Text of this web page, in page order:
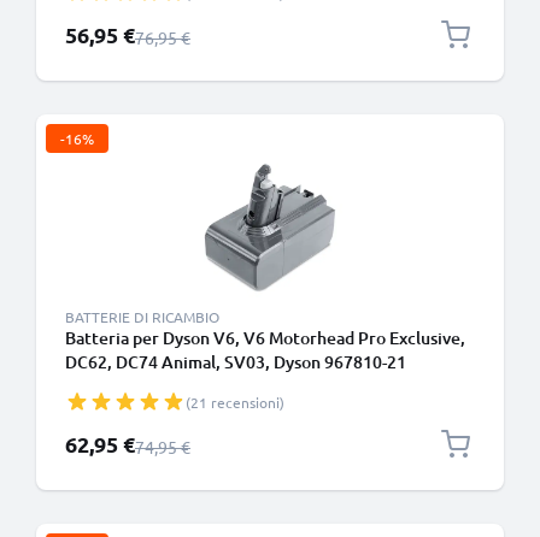
Prezzo speciale
56,95 €Prezzo normale
76,95 €
-16%
BATTERIE DI RICAMBIO
Batteria per Dyson V6, V6 Motorhead Pro Exclusive,
DC62, DC74 Animal, SV03, Dyson 967810-21
compatibile con il caricabatterie da muro)
(21 recensioni)
Prezzo speciale
62,95 €Prezzo normale
74,95 €